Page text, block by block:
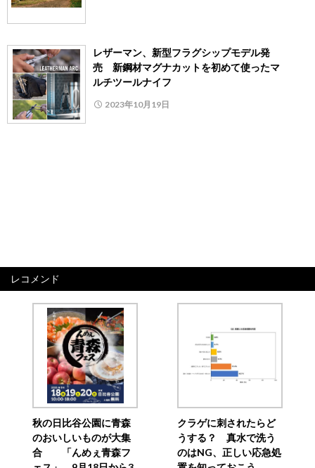
レザーマン、新型フラグシップモデル発
売 新鋼材マグナカットを初めて使ったマ
ルチツールナイフ
2023年10月19日
レコメンド
秋の日比谷公園に青森
のおいしいものが大集
合 「んめぇ青森フ
クラゲに刺されたらど
うする？ 真水で洗う
のはNG、正しい応急処